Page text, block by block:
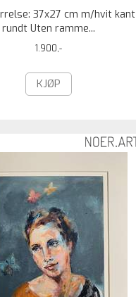
37x27 cm m/hvit kant
rundt Uten ramme...
1.900,-
KJØP